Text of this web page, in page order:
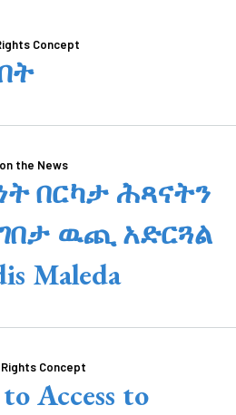
Concept
on the News
በርካታ ሕጻናትን
ዉጪ አድርጓል
Maleda
Rights Concept
Access to